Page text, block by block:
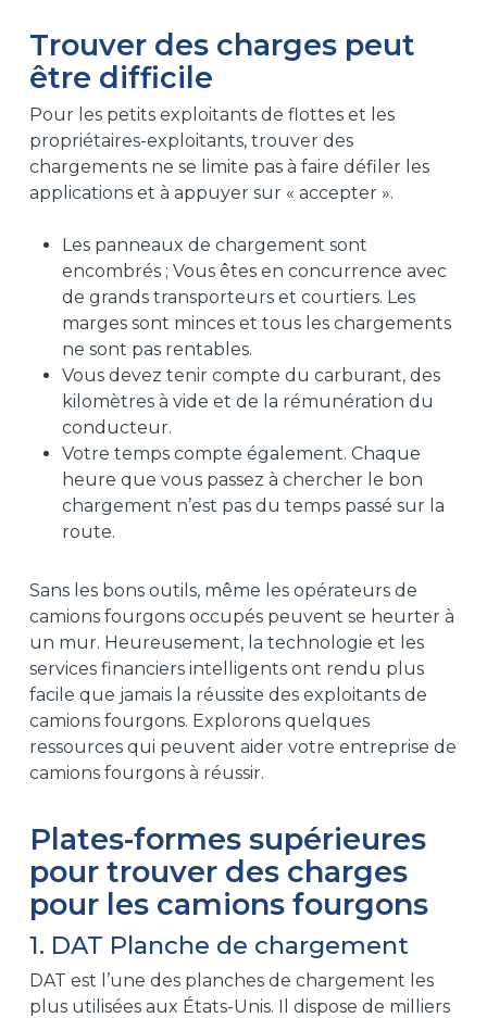
Trouver des charges peut
être difficile
Pour les petits exploitants de flottes et les
propriétaires-exploitants, trouver des
chargements ne se limite pas à faire défiler les
applications et à appuyer sur « accepter ».
Les panneaux de chargement sont
encombrés ; Vous êtes en concurrence avec
de grands transporteurs et courtiers. Les
marges sont minces et tous les chargements
ne sont pas rentables.
Vous devez tenir compte du carburant, des
kilomètres à vide et de la rémunération du
conducteur.
Votre temps compte également. Chaque
heure que vous passez à chercher le bon
chargement n’est pas du temps passé sur la
route.
Sans les bons outils, même les opérateurs de
camions fourgons occupés peuvent se heurter à
un mur. Heureusement, la technologie et les
services financiers intelligents ont rendu plus
facile que jamais la réussite des exploitants de
camions fourgons. Explorons quelques
ressources qui peuvent aider votre entreprise de
camions fourgons à réussir.
Plates-formes supérieures
pour trouver des charges
pour les camions fourgons
1. DAT Planche de chargement
DAT est l’une des planches de chargement les
plus utilisées aux États-Unis. Il dispose de milliers